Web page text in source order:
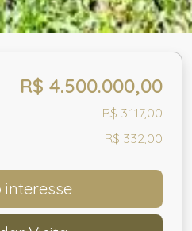
R$ 4.500.000,00
R$ 3.117,00
R$ 332,00
interesse